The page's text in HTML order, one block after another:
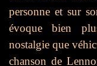
personne et sur
évoque bien
nostalgie que
chanson de